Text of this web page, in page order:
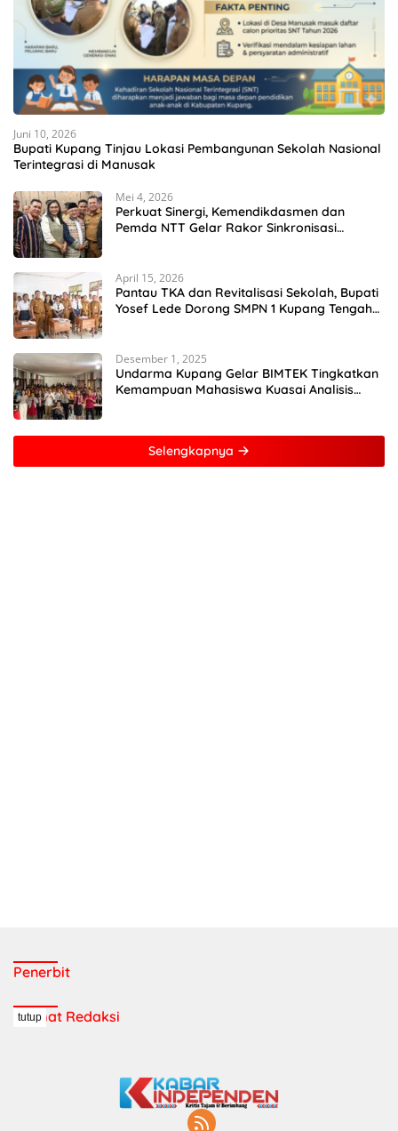
Juni 10, 2026
Bupati Kupang Tinjau Lokasi Pembangunan Sekolah Nasional
Terintegrasi di Manusak
Mei 4, 2026
Perkuat Sinergi, Kemendikdasmen dan
Pemda NTT Gelar Rakor Sinkronisasi
April 15, 2026
Pantau TKA dan Revitalisasi Sekolah, Bupati
Yosef Lede Dorong SMPN 1 Kupang Tengah
Desember 1, 2025
Undarma Kupang Gelar BIMTEK Tingkatkan
Kemampuan Mahasiswa Kuasai Analisis
Selengkapnya
Penerbit
Alamat Redaksi
tutup